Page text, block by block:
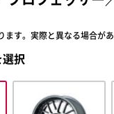
す。実際と異なる場合があ
択